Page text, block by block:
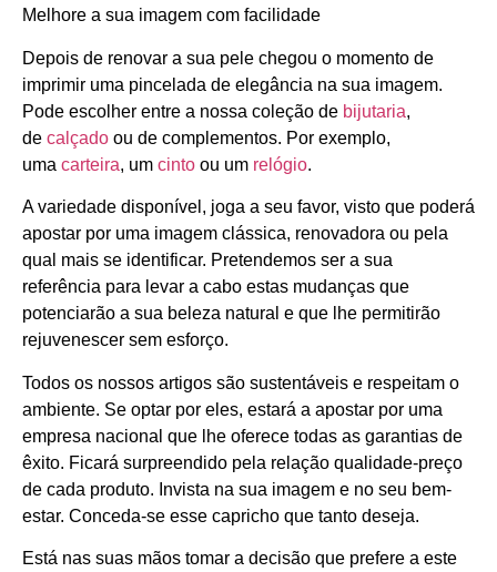
Melhore a sua imagem com facilidade
Depois de renovar a sua pele chegou o momento de
imprimir uma pincelada de elegância na sua imagem.
Pode escolher entre a nossa coleção de bijutaria,
de calçado ou de complementos. Por exemplo,
uma carteira, um cinto ou um relógio.
A variedade disponível, joga a seu favor, visto que poderá
apostar por uma imagem clássica, renovadora ou pela
qual mais se identificar. Pretendemos ser a sua
referência para levar a cabo estas mudanças que
potenciarão a sua beleza natural e que lhe permitirão
rejuvenescer sem esforço.
Todos os nossos artigos são sustentáveis e respeitam o
ambiente. Se optar por eles, estará a apostar por uma
empresa nacional que lhe oferece todas as garantias de
êxito. Ficará surpreendido pela relação qualidade-preço
de cada produto. Invista na sua imagem e no seu bem-
estar. Conceda-se esse capricho que tanto deseja.
Está nas suas mãos tomar a decisão que prefere a este